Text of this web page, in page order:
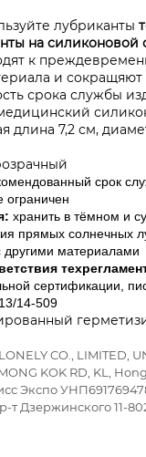
лубриканты
на силиконовой
к
и сокращяют
срока службы
длина 7,2 см,
срок
ограничен
хранить в тёмном и
прямых солнечных
другими материалами
сертификации,
14-509
CO., LIMITED,
KOK RD, KL,
Экспо
т Дзержинского 11-